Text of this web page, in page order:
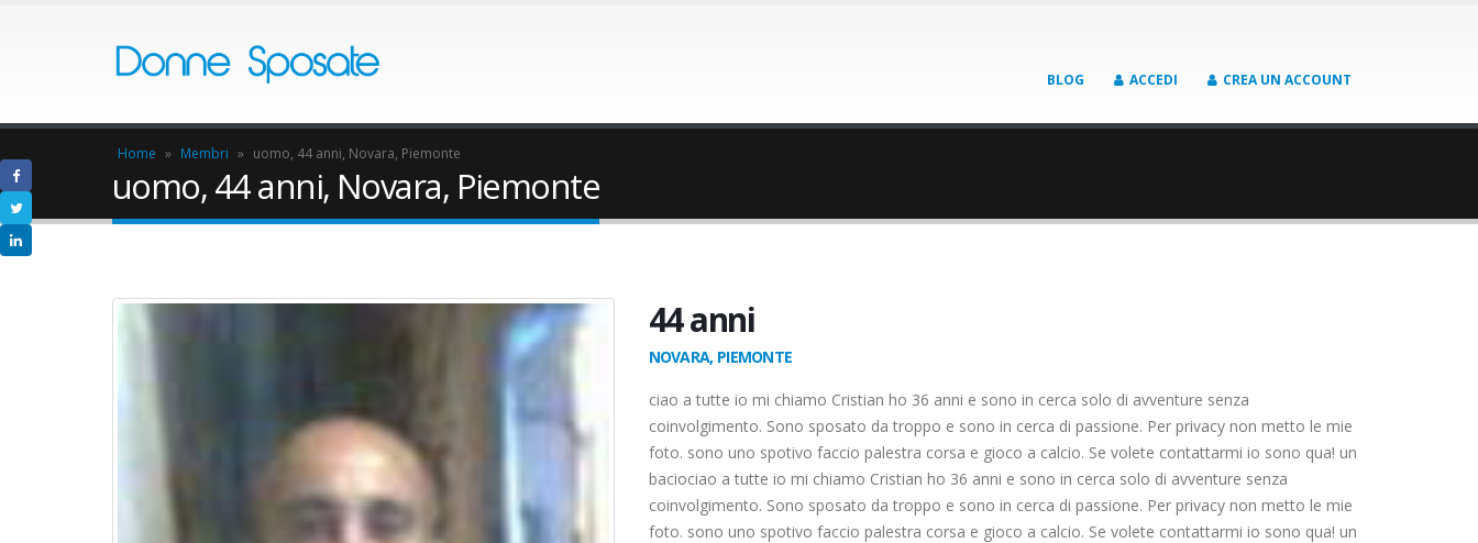
BLOG ACCEDI CREA UN ACCOUNT
Home » Membri » uomo, 44 anni, Novara, Piemonte
uomo, 44 anni, Novara, Piemonte
44 anni
NOVARA, PIEMONTE
ciao a tutte io mi chiamo Cristian ho 36 anni e sono in cerca solo di avventure senza
coinvolgimento. Sono sposato da troppo e sono in cerca di passione. Per privacy non metto le mie
foto. sono uno spotivo faccio palestra corsa e gioco a calcio. Se volete contattarmi io sono qua! un
baciociao a tutte io mi chiamo Cristian ho 36 anni e sono in cerca solo di avventure senza
coinvolgimento. Sono sposato da troppo e sono in cerca di passione. Per privacy non metto le mie
foto. sono uno spotivo faccio palestra corsa e gioco a calcio. Se volete contattarmi io sono qua! un